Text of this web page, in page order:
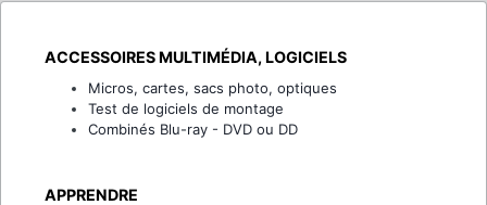
ACCESSOIRES MULTIMÉDIA, LOGICIELS
Micros, cartes, sacs photo, optiques
Test de logiciels de montage
Combinés Blu-ray - DVD ou DD
APPRENDRE